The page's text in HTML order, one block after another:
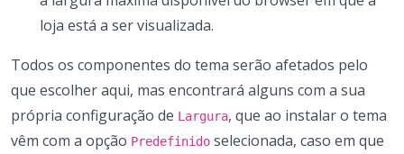
loja está a ser visualizada.
Todos os componentes do tema serão afetados pelo
que escolher aqui, mas encontrará alguns com a sua
própria configuração de Largura, que ao instalar o tema
vêm com a opção Predefinido selecionada, caso em que